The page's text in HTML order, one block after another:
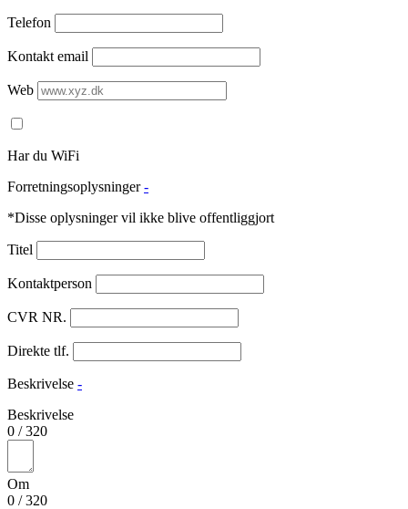
Telefon
Kontakt email
Web
Har du WiFi
Forretningsoplysninger -
*Disse oplysninger vil ikke blive offentliggjort
Titel
Kontaktperson
CVR NR.
Direkte tlf.
Beskrivelse -
Beskrivelse
0 /320
Om
0 /320